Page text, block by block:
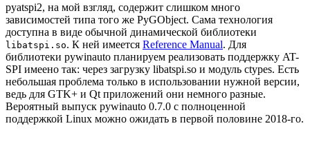
pyatspi2, на мой взгляд, содержит слишком много
зависимостей типа того же PyGObject. Сама технология
доступна в виде обычной динамической библиотеки
libatspi.so. К ней имеется Reference Manual. Для
библиотеки pywinauto планируем реализовать поддержку AT-
SPI имеено так: через загрузку libatspi.so и модуль ctypes. Есть
небольшая проблема только в использовании нужной версии,
ведь для GTK+ и Qt приложений они немного разные.
Вероятный выпуск pywinauto 0.7.0 с полноценной
поддержкой Linux можно ожидать в первой половине 2018-го.